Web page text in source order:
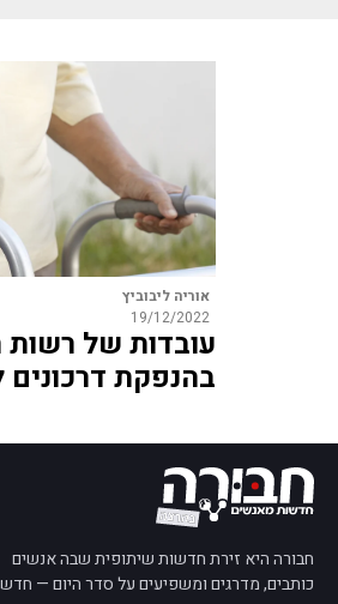
אוריה ליבוביץ
19/12/2022
עובדות של רשות
בהנפקת דרכונים
חבורה היא זירת חדשות שיתופית שבה אנשים
כותבים, מדרגים ומשפיעים על סדר היום —